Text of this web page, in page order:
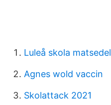
Luleå skola matsedel
Agnes wold vaccin
Skolattack 2021